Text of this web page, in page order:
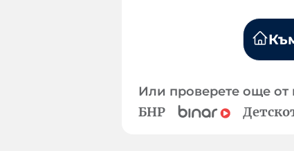
Или проверете още от
БНР